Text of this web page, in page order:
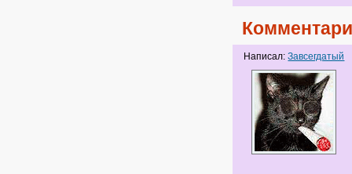
Написал:Завсегдатый